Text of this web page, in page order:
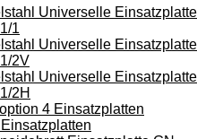
Universelle Einsatzplatte
1
Universelle Einsatzplatte
2V
Universelle Einsatzplatte
2H
4 Einsatzplatten